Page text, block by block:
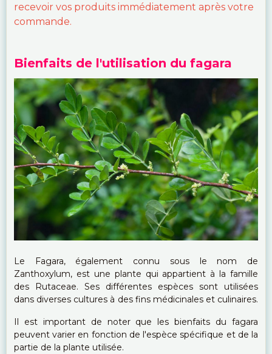
recevoir vos produits immédiatement après votre
commande.
Bienfaits de l'utilisation du fagara
Le Fagara, également connu sous le nom de
Zanthoxylum, est une plante qui appartient à la famille
des Rutaceae. Ses différentes espèces sont utilisées
dans diverses cultures à des fins médicinales et culinaires.
Il est important de noter que les bienfaits du fagara
peuvent varier en fonction de l'espèce spécifique et de la
partie de la plante utilisée.